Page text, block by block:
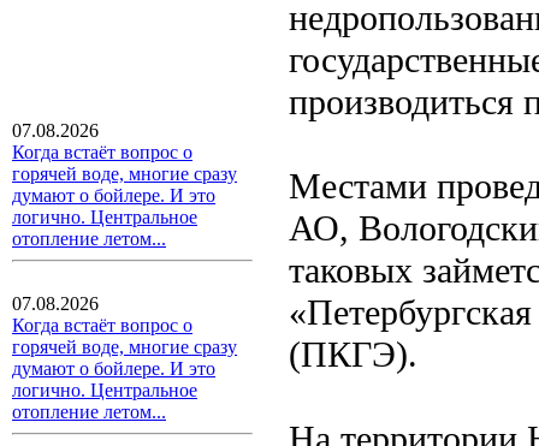
07.08.2026
Когда встаёт вопрос о
горячей воде, многие сразу
думают о бойлере. И это
логично. Центральное
отопление летом...
07.08.2026
Когда встаёт вопрос о
горячей воде, многие сразу
думают о бойлере. И это
логично. Центральное
отопление летом...
производиться
Местами
АО,
таковых
(ПКГЭ).